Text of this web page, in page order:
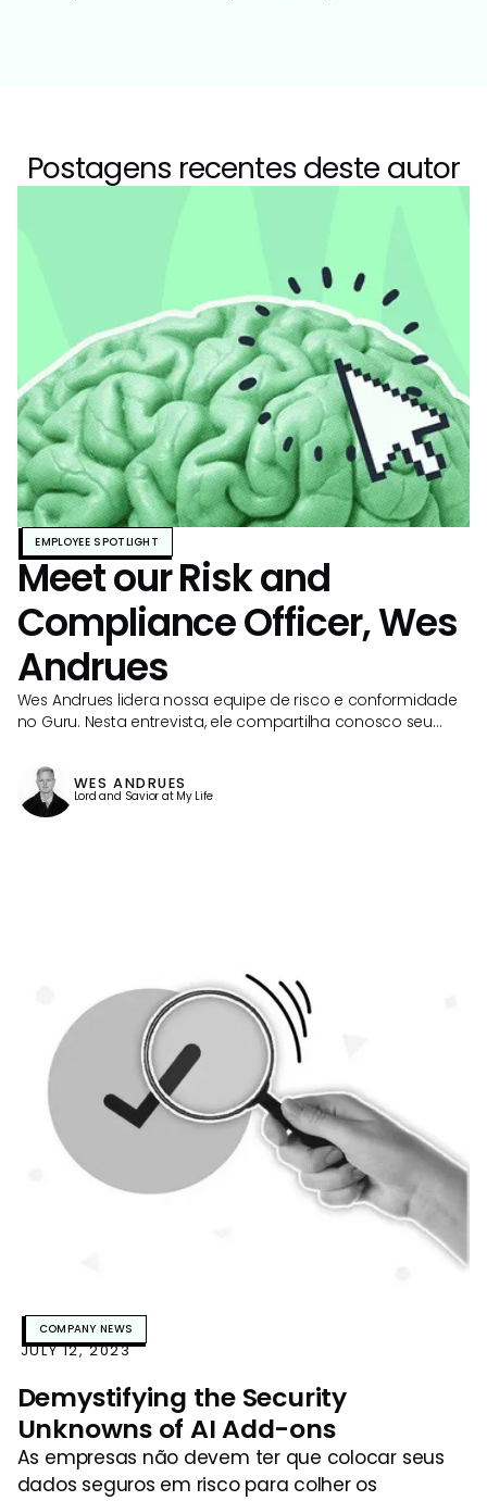
Postagens recentes deste autor
EMPLOYEE SPOTLIGHT
Meet our Risk and
Compliance Officer, Wes
Andrues
Wes Andrues lidera nossa equipe de risco e conformidade
no Guru. Nesta entrevista, ele compartilha conosco seu
WES ANDRUES
Lord and Savior at My Life
COMPANY NEWS
JULY 12, 2023
Demystifying the Security
Unknowns of AI Add-ons
As empresas não devem ter que colocar seus
dados seguros em risco para colher os